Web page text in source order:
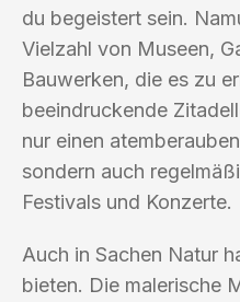
du begeistert sein.
Vielzahl von Museen,
Bauwerken, die es zu
beeindruckende
nur einen
sondern auch
Festivals und Konzerte.
Auch in Sachen Natur
bieten. Die malerische